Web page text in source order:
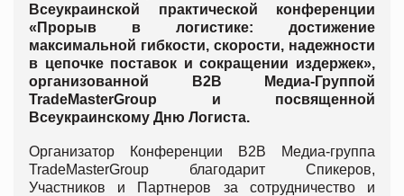
Всеукраинской практической конференции
«Прорыв в логистике: достижение
максимальной гибкости, скорости, надежности
в цепочке поставок и сокращении издержек»,
организованной В2В Медиа-Группой
TradeMasterGroup и посвященной
Всеукраинскому Дню Логиста.
Организатор Конференции В2В Медиа-группа
TradeMasterGroup благодарит Спикеров,
Участников и Партнеров за сотрудничество и